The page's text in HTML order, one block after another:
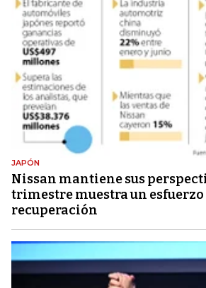
JAPÓN
Nissan mantiene sus
trimestre muestra un esfuerzo
recuperación